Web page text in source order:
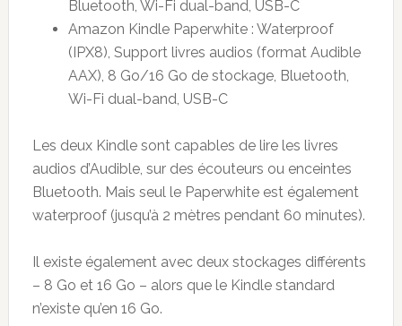
Bluetooth, Wi-Fi dual-band, USB-C
Amazon Kindle Paperwhite : Waterproof
(IPX8), Support livres audios (format Audible
AAX), 8 Go/16 Go de stockage, Bluetooth,
Wi-Fi dual-band, USB-C
Les deux Kindle sont capables de lire les livres
audios d’Audible, sur des écouteurs ou enceintes
Bluetooth. Mais seul le Paperwhite est également
waterproof (jusqu’à 2 mètres pendant 60 minutes).
Il existe également avec deux stockages différents
– 8 Go et 16 Go – alors que le Kindle standard
n’existe qu’en 16 Go.